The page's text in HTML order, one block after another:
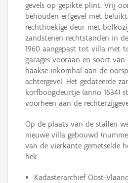
gevels op gepikte plint. Vrij
behouden erfgevel met
rechthoekige deur met
zandstenen rechtstanden in
1960 aangepast tot villa met
garages vooraan en soort
haakse inkomhal aan de
achtergevel. Het gedateerde
korfboogdeurtje (anno 1634)
voorheen aan de
Op de plaats van de stallen
nieuwe villa gebouwd
van de vierkante gemetselde
hek.
Kadasterarchief Oost-